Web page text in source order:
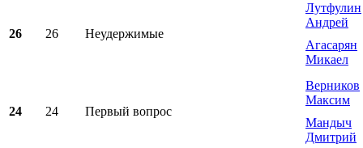
26 26 Неудержимые
Лутфулин
Андрей
Агасарян
Микаел
24 24 Первый вопрос
Верников
Максим
Мандыч
Дмитрий